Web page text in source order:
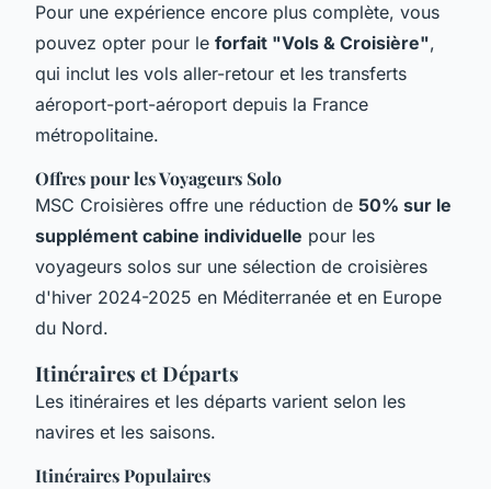
Pour une expérience encore plus complète, vous
pouvez opter pour le forfait "Vols & Croisière",
qui inclut les vols aller-retour et les transferts
aéroport-port-aéroport depuis la France
métropolitaine.
Offres pour les Voyageurs Solo
MSC Croisières offre une réduction de 50% sur le
supplément cabine individuelle pour les
voyageurs solos sur une sélection de croisières
d'hiver 2024-2025 en Méditerranée et en Europe
du Nord.
Itinéraires et Départs
Les itinéraires et les départs varient selon les
navires et les saisons.
Itinéraires Populaires